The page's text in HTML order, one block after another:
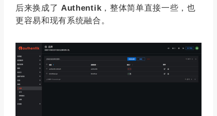
后来换成了Authentik，整体简单直接一些，也
更容易和现有系统融合。